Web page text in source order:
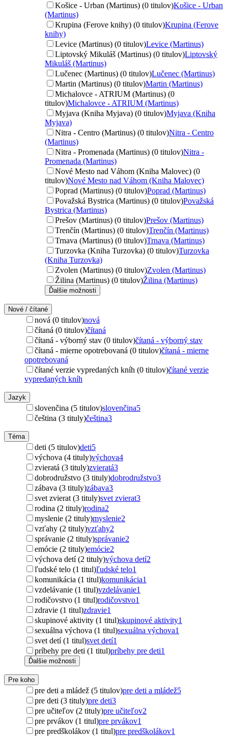
Košice - Urban (Martinus) (0 titulov)Košice - Urban
(Martinus)
Krupina (Ferove knihy) (0 titulov)Krupina (Ferove
knihy)
Levice (Martinus) (0 titulov)Levice (Martinus)
Liptovský Mikuláš (Martinus) (0 titulov)Liptovský
Mikuláš (Martinus)
Lučenec (Martinus) (0 titulov)Lučenec (Martinus)
Martin (Martinus) (0 titulov)Martin (Martinus)
Michalovce - ATRIUM (Martinus) (0
titulov)Michalovce - ATRIUM (Martinus)
Myjava (Kniha Myjava) (0 titulov)Myjava (Kniha
Myjava)
Nitra - Centro (Martinus) (0 titulov)Nitra - Centro
(Martinus)
Nitra - Promenada (Martinus) (0 titulov)Nitra -
Promenada (Martinus)
Nové Mesto nad Váhom (Kniha Malovec) (0
titulov)Nové Mesto nad Váhom (Kniha Malovec)
Poprad (Martinus) (0 titulov)Poprad (Martinus)
Považská Bystrica (Martinus) (0 titulov)Považská
Bystrica (Martinus)
Prešov (Martinus) (0 titulov)Prešov (Martinus)
Trenčín (Martinus) (0 titulov)Trenčín (Martinus)
Trnava (Martinus) (0 titulov)Trnava (Martinus)
Turzovka (Kniha Turzovka) (0 titulov)Turzovka
(Kniha Turzovka)
Zvolen (Martinus) (0 titulov)Zvolen (Martinus)
Žilina (Martinus) (0 titulov)Žilina (Martinus)
Ďalšie možnosti
Nové / čítané
nová (0 titulov)nová
čítaná (0 titulov)čítaná
čítaná - výborný stav (0 titulov)čítaná - výborný stav
čítaná - mierne opotrebovaná (0 titulov)čítaná - mierne
opotrebovaná
čítané verzie vypredaných kníh (0 titulov)čítané verzie
vypredaných kníh
Jazyk
slovenčina (5 titulov)slovenčina5
čeština (3 tituly)čeština3
Téma
deti (5 titulov)deti5
výchova (4 tituly)výchova4
zvieratá (3 tituly)zvieratá3
dobrodružstvo (3 tituly)dobrodružstvo3
zábava (3 tituly)zábava3
svet zvierat (3 tituly)svet zvierat3
rodina (2 tituly)rodina2
myslenie (2 tituly)myslenie2
vzťahy (2 tituly)vzťahy2
správanie (2 tituly)správanie2
emócie (2 tituly)emócie2
výchova detí (2 tituly)výchova detí2
ľudské telo (1 titul)ľudské telo1
komunikácia (1 titul)komunikácia1
vzdelávanie (1 titul)vzdelávanie1
rodičovstvo (1 titul)rodičovstvo1
zdravie (1 titul)zdravie1
skupinové aktivity (1 titul)skupinové aktivity1
sexuálna výchova (1 titul)sexuálna výchova1
svet detí (1 titul)svet detí1
príbehy pre deti (1 titul)príbehy pre deti1
Ďalšie možnosti
Pre koho
pre deti a mládež (5 titulov)pre deti a mládež5
pre deti (3 tituly)pre deti3
pre učiteľov (2 tituly)pre učiteľov2
pre prvákov (1 titul)pre prvákov1
pre predškolákov (1 titul)pre predškolákov1